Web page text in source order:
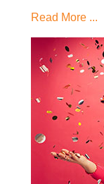
Read More ...